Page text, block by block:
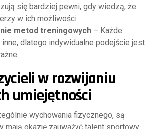
się bardziej pewni, gdy wiedzą, że
w ich możliwości.
metod treningowych – Każde
dlatego indywidualne podejście jest
w rozwijaniu
umiejętności
wychowania fizycznego, są
mają okazję zauważyć talent sportowy